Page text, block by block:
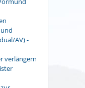
AV) -
verlängern